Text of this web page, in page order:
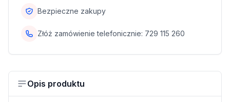
Bezpieczne zakupy
Złóż zamówienie telefonicznie: 729 115 260
Opis produktu